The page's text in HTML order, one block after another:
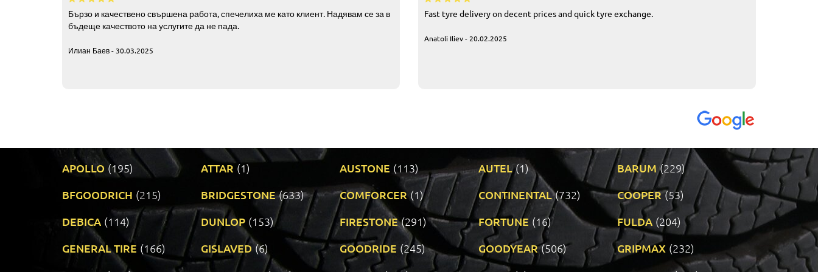
Бързо и качествено свършена работа, спечелиха ме като клиент. Надявам се за в
бъдеще качеството на услугите да не пада.
Илиан Баев - 30.03.2025
Fast tyre delivery on decent prices and quick tyre exchange.
Anatoli Iliev - 20.02.2025
APOLLO (195) ATTAR (1) AUSTONE (113) AUTEL (1) BARUM (229)
BFGOODRICH (215) BRIDGESTONE (633) COMFORCER (1) CONTINENTAL (732) COOPER (53)
DEBICA (114) DUNLOP (153) FIRESTONE (291) FORTUNE (16) FULDA (204)
GENERAL TIRE (166) GISLAVED (6) GOODRIDE (245) GOODYEAR (506) GRIPMAX (232)